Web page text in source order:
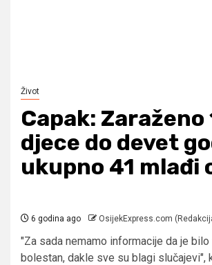
Život
Capak: Zaraženo
djece do devet
ukupno 41 mlađi
6 godina ago OsijekExpress.com
"Za sada nemamo informacije da je
bolestan, dakle sve su blagi slučajevi",